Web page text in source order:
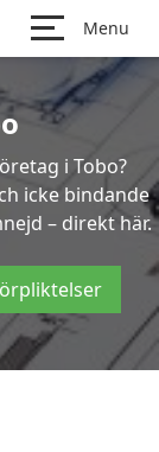
Menu
i Tobo?
icke bindande
– direkt här.